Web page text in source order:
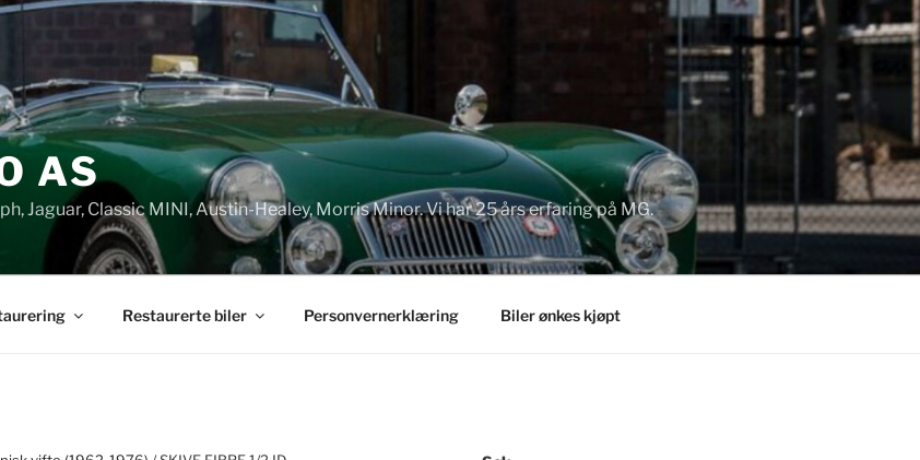
AS
Jaguar, Classic MINI, Austin-Healey, Morris Minor. Vi har 25 års erfaring på MG.
Restaurerte biler Personvernerklæring Biler ønkes kjøpt